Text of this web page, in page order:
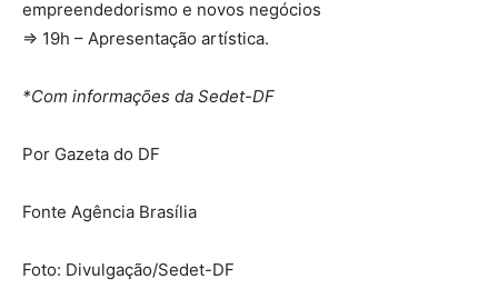
empreendedorismo e novos negócios
⇒ 19h – Apresentação artística.
*Com informações da Sedet-DF
Por Gazeta do DF
Fonte Agência Brasília
Foto: Divulgação/Sedet-DF